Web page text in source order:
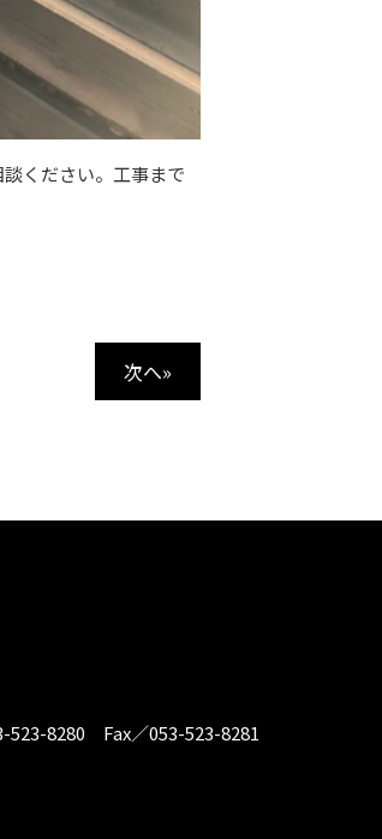
ください。工事まで
次へ»
523-8280 Fax／053-523-8281